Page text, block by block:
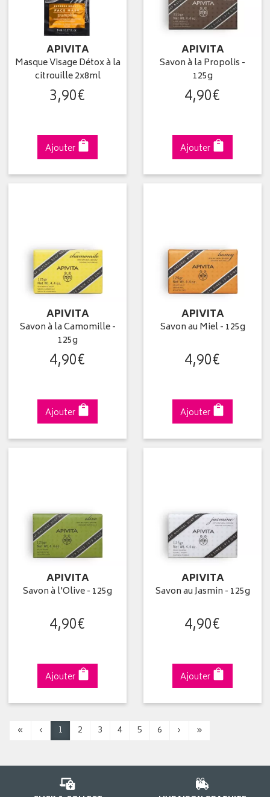
APIVITA
Masque Visage Détox à la
citrouille 2x8ml
3,90€
Ajouter
APIVITA
Savon à la Propolis -
125g
4,90€
Ajouter
APIVITA
Savon à la Camomille -
125g
4,90€
Ajouter
APIVITA
Savon au Miel - 125g
4,90€
Ajouter
APIVITA
Savon à l'Olive - 125g
4,90€
Ajouter
APIVITA
Savon au Jasmin - 125g
4,90€
Ajouter
« ‹ 1 2 3 4 5 6 › »